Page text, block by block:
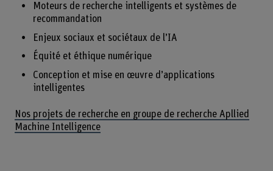
Moteurs de recherche intelligents et systèmes de
recommandation
Enjeux sociaux et sociétaux de l’IA
Équité et éthique numérique
Conception et mise en œuvre d’applications
intelligentes
Nos projets de recherche en groupe de recherche Apllied
Machine Intelligence